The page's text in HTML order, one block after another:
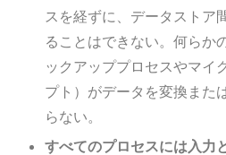
スを経ずに、データストア
ることはできない。何らか
ックアッププロセスやマイ
プト）がデータを変換また
らない。
すべてのプロセスには入力